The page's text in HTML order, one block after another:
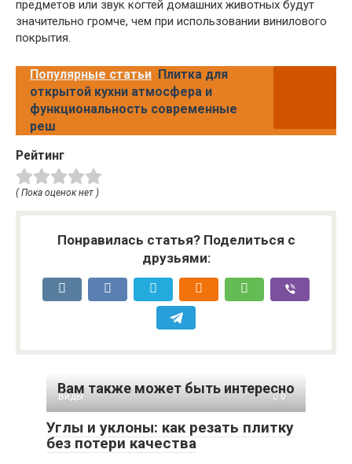
предметов или звук когтей домашних животных будут
значительно громче, чем при использовании винилового
покрытия.
Популярные статьи Плитка для
открытой кухни атмосфера и
функциональность современные
реш
Рейтинг
( Пока оценок нет )
Понравилась статья? Поделиться с
друзьями:
Вам также может быть интересно
Виды 0
Углы и уклоны: как резать плитку
без потери качества